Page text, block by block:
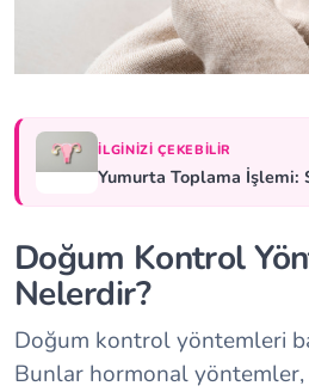
İLGINIZI ÇEKEBILIR
Yumurta Toplama İşlemi:
Doğum Kontrol
Nelerdir?
Doğum kontrol yöntemleri
Bunlar hormonal